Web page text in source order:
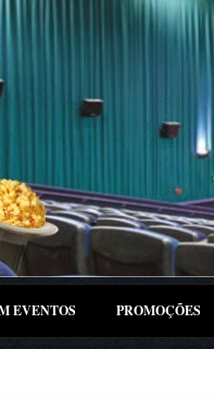
EVENTOS PROMOÇÕES